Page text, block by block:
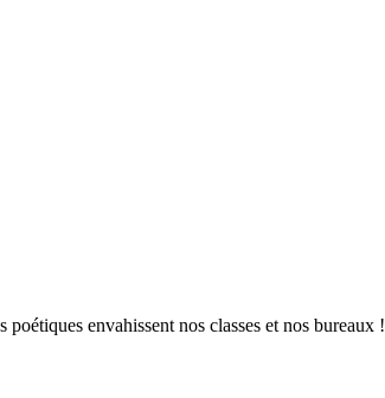
envahissent nos classes et nos bureaux !